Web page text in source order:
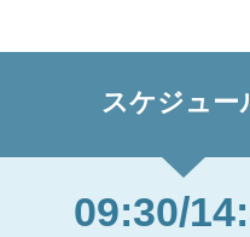
スケジュー
09:30/